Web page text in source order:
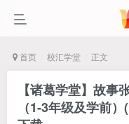
首页 校汇学堂 正文
【诸葛学堂】故事
（1-3年级及学前